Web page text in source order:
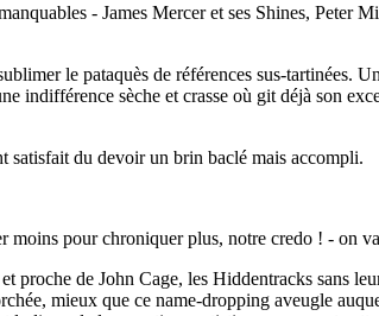
- James Mercer et ses Shines, Peter
le pataquès de références sus-tartinées.
indifférence sèche et crasse où git déjà son
satisfait du devoir un brin baclé mais accompli.
pour chroniquer plus, notre credo ! - on
proche de John Cage, les Hiddentracks sans
mieux que ce name-dropping aveugle